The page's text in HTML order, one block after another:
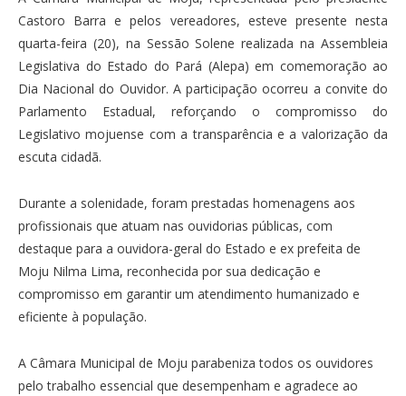
Castoro Barra e pelos vereadores, esteve presente nesta
quarta-feira (20), na Sessão Solene realizada na Assembleia
Legislativa do Estado do Pará (Alepa) em comemoração ao
Dia Nacional do Ouvidor. A participação ocorreu a convite do
Parlamento Estadual, reforçando o compromisso do
Legislativo mojuense com a transparência e a valorização da
escuta cidadã.
Durante a solenidade, foram prestadas homenagens aos
profissionais que atuam nas ouvidorias públicas, com
destaque para a ouvidora-geral do Estado e ex prefeita de
Moju Nilma Lima, reconhecida por sua dedicação e
compromisso em garantir um atendimento humanizado e
eficiente à população.
A Câmara Municipal de Moju parabeniza todos os ouvidores
pelo trabalho essencial que desempenham e agradece ao